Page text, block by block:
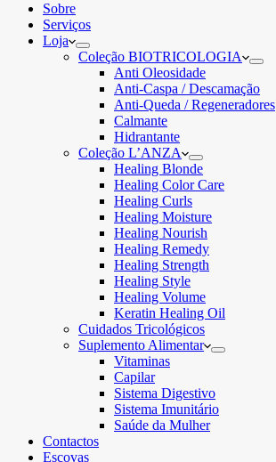
Sobre
Serviços
Loja
Coleção BIOTRICOLOGIA
Anti Oleosidade
Anti-Caspa / Descamação
Anti-Queda / Regeneradores
Calmante
Hidrantante
Coleção L’ANZA
Healing Blonde
Healing Color Care
Healing Curls
Healing Moisture
Healing Nourish
Healing Remedy
Healing Strength
Healing Style
Healing Volume
Keratin Healing Oil
Cuidados Tricológicos
Suplemento Alimentar
Vitaminas
Capilar
Sistema Digestivo
Sistema Imunitário
Saúde da Mulher
Contactos
Escovas